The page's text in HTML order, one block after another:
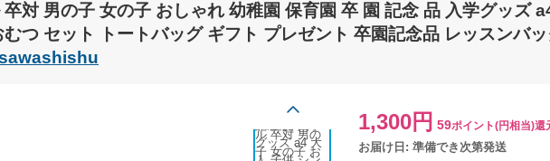
対 男の子 女の子 おしゃれ 幼稚園 保育園 卒 園 記念 品 入学グッズ
つ セット トートバッグ ギフト プレゼント 卒園記念品 レッスンバ
1,300円 59ポイント(円相当)還
お届け日: 準備でき次第発送